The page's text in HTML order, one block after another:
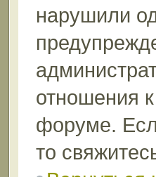
нарушили
отношения
форуме.
то